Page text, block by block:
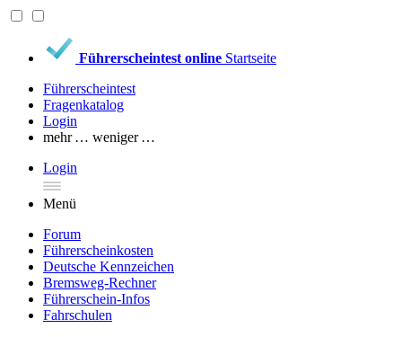
Führerscheintest online Startseite
Führerscheintest
Fragenkatalog
Login
mehr … weniger …
Login
Menü
Forum
Führerscheinkosten
Deutsche Kennzeichen
Bremsweg-Rechner
Führerschein-Infos
Fahrschulen